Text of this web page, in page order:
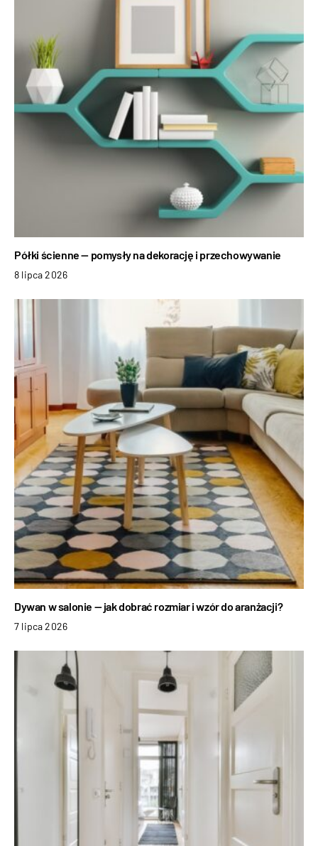
Półki ścienne — pomysły na dekorację i przechowywanie
8 lipca 2026
Dywan w salonie — jak dobrać rozmiar i wzór do aranżacji?
7 lipca 2026